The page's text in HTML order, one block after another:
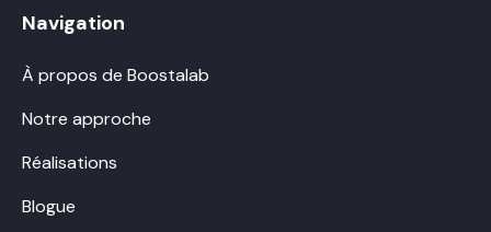
Navigation
À propos de Boostalab
Notre approche
Réalisations
Blogue